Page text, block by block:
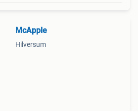
McApple
Hilversum